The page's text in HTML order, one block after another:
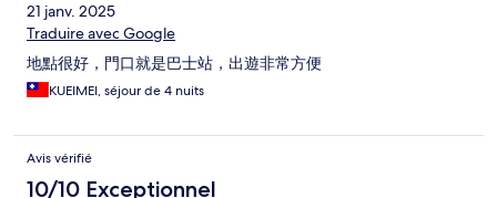
21 janv. 2025
Traduire avec Google
地點很好，門口就是巴士站，出遊非常方便
KUEIMEI, séjour de 4 nuits
Avis vérifié
10/10 Exceptionnel